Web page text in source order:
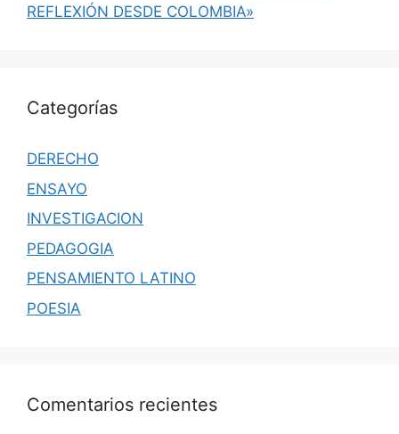
REFLEXIÓN DESDE COLOMBIA»
Categorías
DERECHO
ENSAYO
INVESTIGACION
PEDAGOGIA
PENSAMIENTO LATINO
POESIA
Comentarios recientes